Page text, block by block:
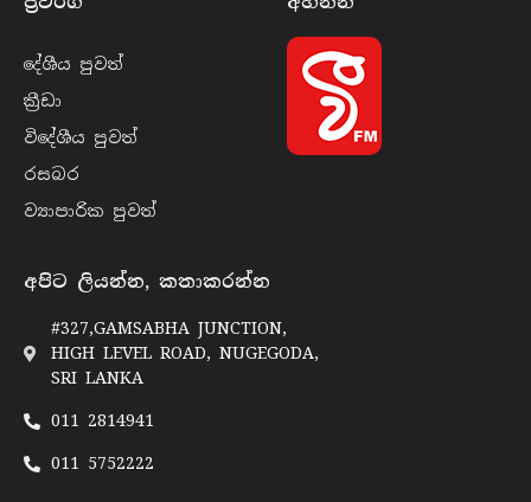
දේශීය පුව​ත්
ක්‍රී​ඩා
විදේශීය පුව​ත්
රසබ​ර
ව්‍යාපාරික පුව​ත්
අපිට ලියන්න, කතාකරන්න
#327,GAMSABHA JUNCTION,
HIGH LEVEL ROAD, NUGEGODA,
SRI LANKA
011 2814941
011 5752222